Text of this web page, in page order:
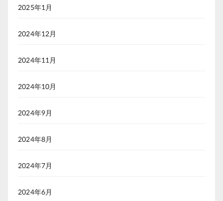
2025年1月
2024年12月
2024年11月
2024年10月
2024年9月
2024年8月
2024年7月
2024年6月